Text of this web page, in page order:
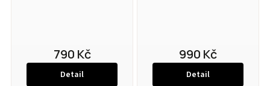
790 Kč
Detail
990 Kč
Detail